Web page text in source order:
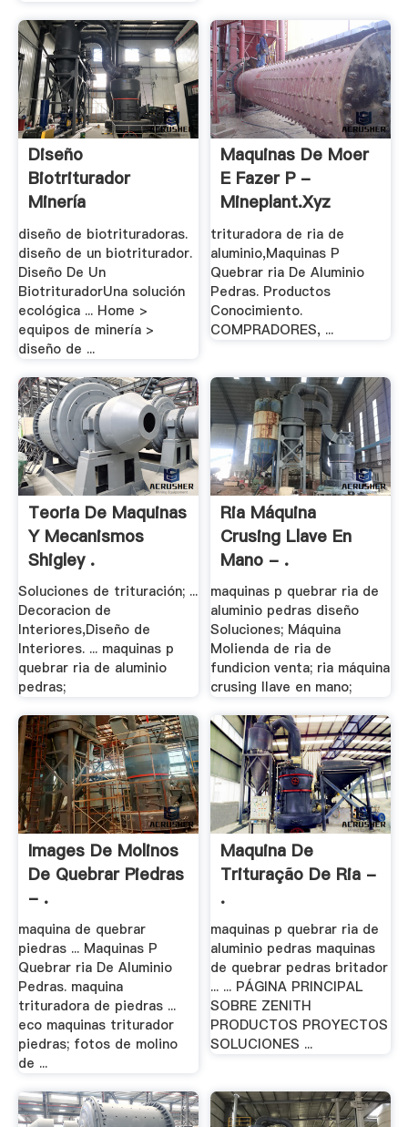
Diseño
Biotriturador
Minería
diseño de biotrituradoras.
diseño de un biotriturador.
Diseño De Un
BiotrituradorUna solución
ecológica ... Home >
equipos de minería >
diseño de ...
Maquinas De Moer
E Fazer P -
Mineplant.xyz
trituradora de ria de
aluminio,Maquinas P
Quebrar ria De Aluminio
Pedras. Productos
Conocimiento.
COMPRADORES, ...
Teoria De Maquinas
Y Mecanismos
Shigley .
Soluciones de trituración; ...
Decoracion de
Interiores,Diseño de
Interiores. ... maquinas p
quebrar ria de aluminio
pedras;
Ria Máquina
Crusing Llave En
Mano - .
maquinas p quebrar ria de
aluminio pedras diseño
Soluciones; Máquina
Molienda de ria de
fundicion venta; ria máquina
crusing llave en mano;
Images De Molinos
De Quebrar Piedras
- .
maquina de quebrar
piedras ... Maquinas P
Quebrar ria De Aluminio
Pedras. maquina
trituradora de piedras ...
eco maquinas triturador
piedras; fotos de molino
de ...
Maquina De
Trituração De Ria -
.
maquinas p quebrar ria de
aluminio pedras maquinas
de quebrar pedras britador
... ... PÁGINA PRINCIPAL
SOBRE ZENITH
PRODUCTOS PROYECTOS
SOLUCIONES ...